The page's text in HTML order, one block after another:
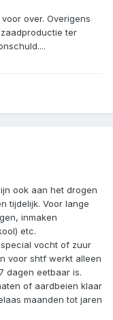
over. Overigens
ter
ook aan het drogen
tijdelijk. Voor lange
inmaken
etc.
vocht of zuur
voor shtf werkt alleen
dagen eetbaar is.
of aardbeien klaar
maanden tot jaren